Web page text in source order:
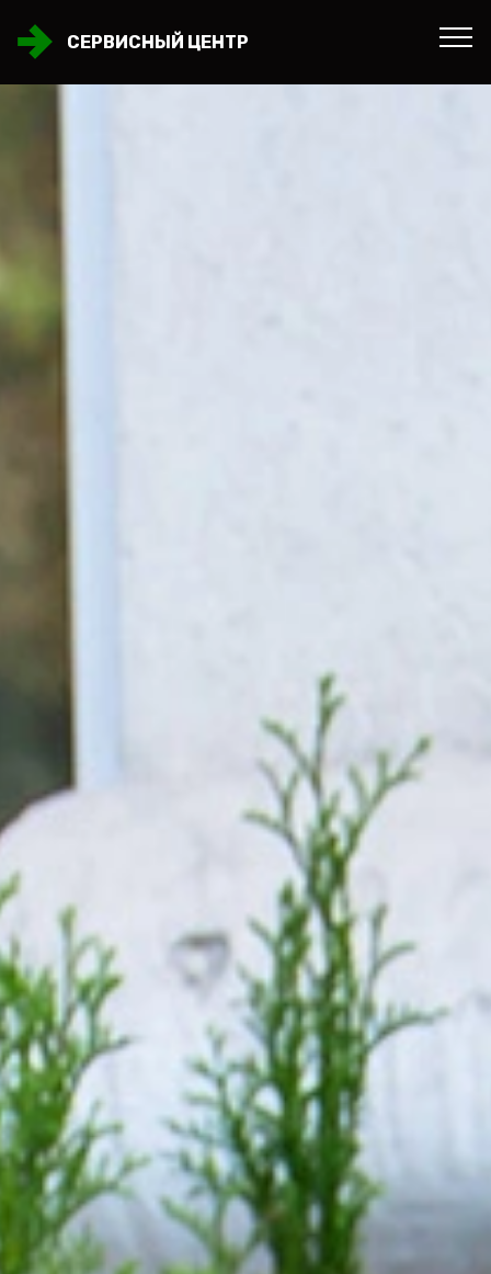
СЕРВИСНЫЙ ЦЕНТР